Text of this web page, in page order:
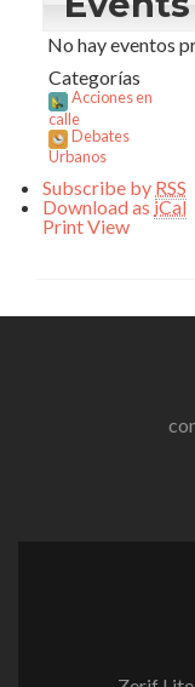
No hay eventos
Categorías
Acciones en
calle
Debates
Urbanos
Subscribe by RSS
Download as iCal
PrintView